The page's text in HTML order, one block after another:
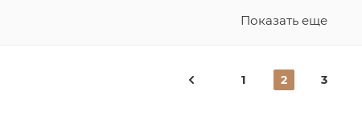
Показать еще
1 2 3